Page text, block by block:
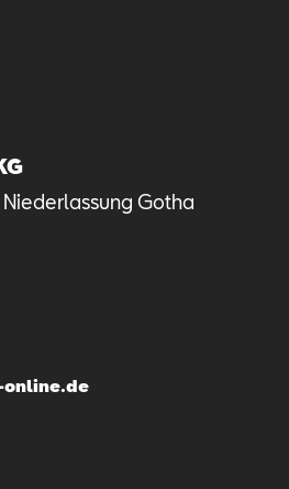
Niederlassung Gotha
online.de